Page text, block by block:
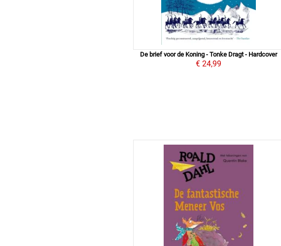
De brief voor de Koning - Tonke Dragt - Hardcover
€ 24,99